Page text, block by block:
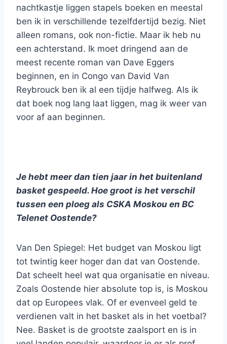
nachtkastje liggen stapels boeken en meestal
ben ik in verschillende tezelfdertijd bezig. Niet
alleen romans, ook non-fictie. Maar ik heb nu
een achterstand. Ik moet dringend aan de
meest recente roman van Dave Eggers
beginnen, en in Congo van David Van
Reybrouck ben ik al een tijdje halfweg. Als ik
dat boek nog lang laat liggen, mag ik weer van
voor af aan beginnen.
Je hebt meer dan tien jaar in het buitenland
basket gespeeld. Hoe groot is het verschil
tussen een ploeg als CSKA Moskou en BC
Telenet Oostende?
Van Den Spiegel: Het budget van Moskou ligt
tot twintig keer hoger dan dat van Oostende.
Dat scheelt heel wat qua organisatie en niveau.
Zoals Oostende hier absolute top is, is Moskou
dat op Europees vlak. Of er evenveel geld te
verdienen valt in het basket als in het voetbal?
Nee. Basket is de grootste zaalsport en is in